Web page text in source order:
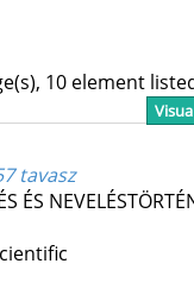
10 element
tavasz
ÉS